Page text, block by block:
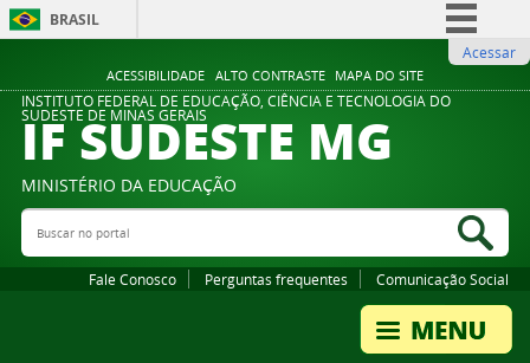
ACESSIBILIDADE ALTO CONTRASTE MAPA DO SITE
BRASIL
Comunica BR
Participe
Legislação
Acessar
INSTITUTO FEDERAL DE EDUCAÇÃO, CIÊNCIA E TECNOLOGIA DO
SUDESTE DE MINAS GERAIS
IF SUDESTE MG
MINISTÉRIO DA EDUCAÇÃO
Buscar no portal
Fale Conosco Perguntas frequentes Comunicação Social